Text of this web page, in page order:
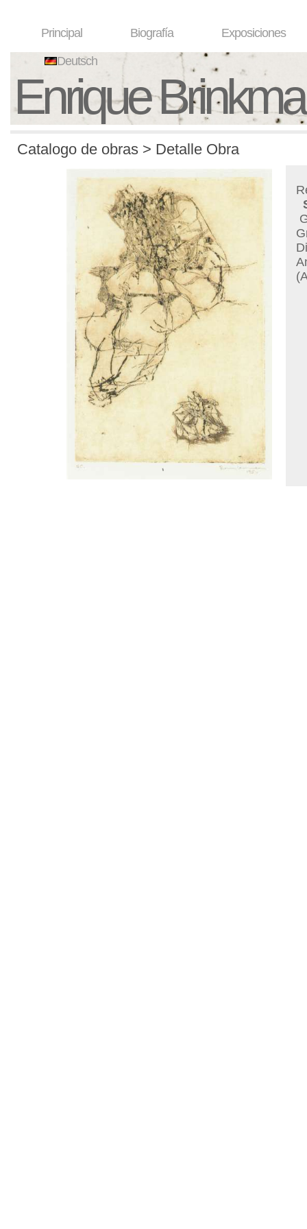
Principal Biografía Exposiciones
Deutsch
Enrique
Catalogo de obras > Detalle Obra